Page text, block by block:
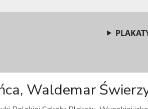
Waldemar